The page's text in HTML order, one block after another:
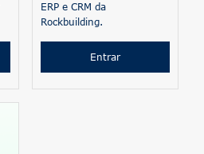
ERP e CRM da
Rockbuilding.
Entrar